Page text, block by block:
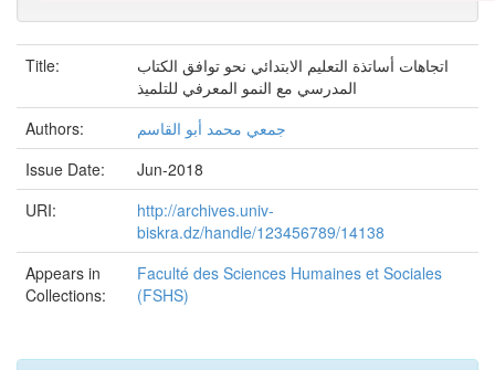
Title:
اتجاهات أساتذة التعليم الابتدائي نحو توافق الكتاب
المدرسي مع النمو المعرفي للتلميذ
Authors:
جمعي محمد أبو القاسم
Issue Date:
Jun-2018
URI:
http://archives.univ-
biskra.dz/handle/123456789/14138
Appears in
Collections:
Faculté des Sciences Humaines et Sociales
(FSHS)